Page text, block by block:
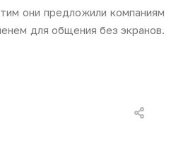
они предложили компаниям
для общения без экранов.